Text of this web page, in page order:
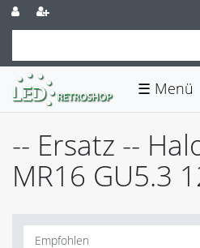
☰
-- Ersatz --
MR16 GU5.3